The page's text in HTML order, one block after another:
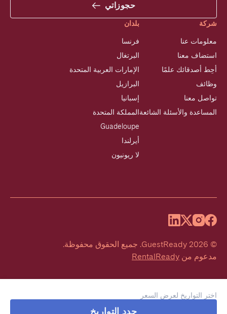
اختر التواريخ لعرض السعر
حدد التواريخ
حجوزاتي
شركة
معلومات عنا
استضاف معنا
أحِط أصدقائك علمًا
وظائف
تواصل معنا
المساعدة والأسئلة الشائعة
بلدان
فرنسا
البرتغال
الإمارات العربية المتحدة
البرازيل
إسبانيا
المملكة المتحدة
Guadeloupe
أيرلندا
لا ريونيون
©
2026
GuestReady
. جميع الحقوق محفوظة.
مدعوم من RentalReady